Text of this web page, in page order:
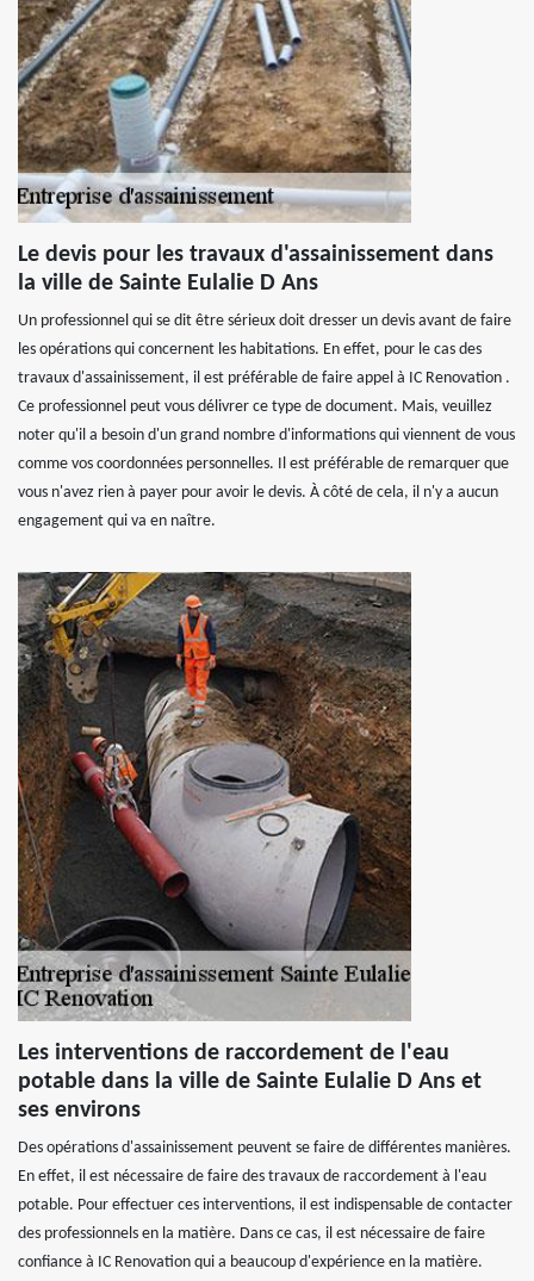
Le devis pour les travaux d'assainissement dans
la ville de Sainte Eulalie D Ans
Un professionnel qui se dit être sérieux doit dresser un devis avant de faire
les opérations qui concernent les habitations. En effet, pour le cas des
travaux d'assainissement, il est préférable de faire appel à IC Renovation .
Ce professionnel peut vous délivrer ce type de document. Mais, veuillez
noter qu'il a besoin d'un grand nombre d'informations qui viennent de vous
comme vos coordonnées personnelles. Il est préférable de remarquer que
vous n'avez rien à payer pour avoir le devis. À côté de cela, il n'y a aucun
engagement qui va en naître.
Les interventions de raccordement de l'eau
potable dans la ville de Sainte Eulalie D Ans et
ses environs
Des opérations d'assainissement peuvent se faire de différentes manières.
En effet, il est nécessaire de faire des travaux de raccordement à l'eau
potable. Pour effectuer ces interventions, il est indispensable de contacter
des professionnels en la matière. Dans ce cas, il est nécessaire de faire
confiance à IC Renovation qui a beaucoup d'expérience en la matière.